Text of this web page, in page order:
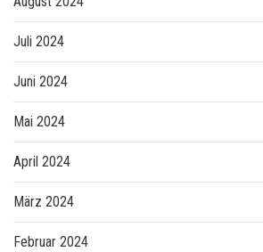
Juli 2024
Juni 2024
Mai 2024
April 2024
März 2024
Februar 2024